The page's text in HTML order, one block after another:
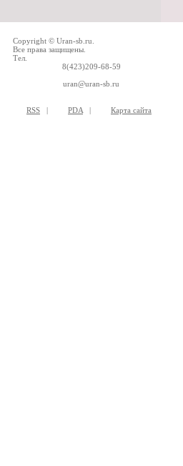
Copyright © Uran-sb.ru.
Все права защищены.
Тел.
8(423)209-68-59
uran@uran-sb.ru
RSS | PDA | Карта сайта